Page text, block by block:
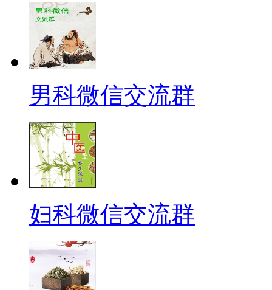
男科微信交流群
妇科微信交流群